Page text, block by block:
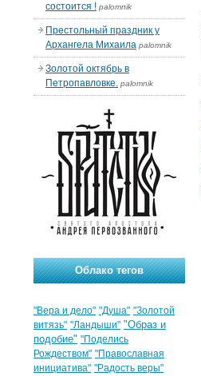
состоится ! palomnik
Престольный праздник у
Архангела Михаила palomnik
Золотой октябрь в
Петропавловке. palomnik
Облако тегов
"Вера и дело" "Душа" "Золотой
витязь" "Ландыши" "Образ и
подобие" "Поделись
Рождеством" "Православная
инициатива" "Радость веры"